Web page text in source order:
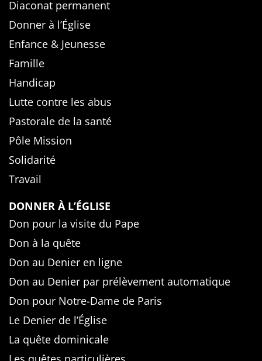
Diaconat permanent
Donner à l’Église
Enfance & Jeunesse
Famille
Handicap
Lutte contre les abus
Pastorale de la santé
Pôle Mission
Solidarité
Travail
DONNER À L’ÉGLISE
Don pour la visite du Pape
Don à la quête
Don au Denier en ligne
Don au Denier par prélèvement automatique
Don pour Notre-Dame de Paris
Le Denier de l’Église
La quête dominicale